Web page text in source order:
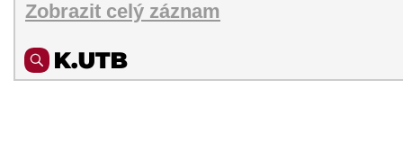
Zobrazit celý záznam